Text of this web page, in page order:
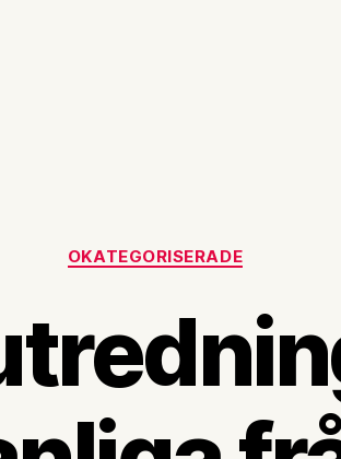
Kategorier
OKATEGORISERADE